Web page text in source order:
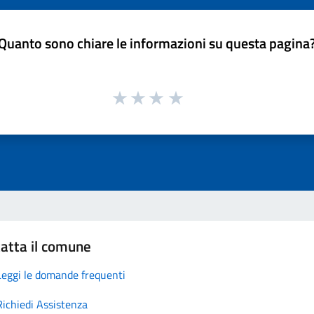
sono chiare le informazioni su questa
il comune
le domande frequenti
Assistenza